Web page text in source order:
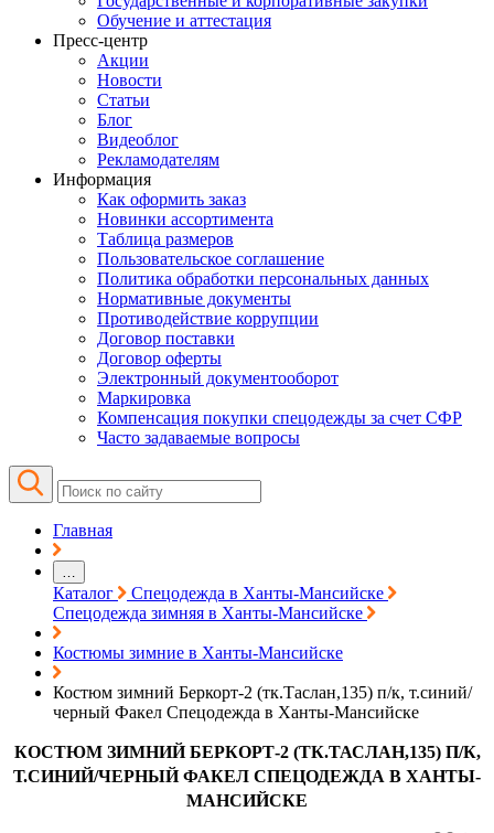
Обучение и аттестация
Пресс-центр
Акции
Новости
Статьи
Блог
Видеоблог
Рекламодателям
Информация
Как оформить заказ
Новинки ассортимента
Таблица размеров
Пользовательское соглашение
Политика обработки персональных данных
Нормативные документы
Противодействие коррупции
Договор поставки
Договор оферты
Электронный документооборот
Маркировка
Компенсация покупки спецодежды за счет СФР
Часто задаваемые вопросы
Главная
…
Каталог
Спецодежда в Ханты-Мансийске
Спецодежда зимняя в Ханты-Мансийске
Костюмы зимние в Ханты-Мансийске
Костюм зимний Беркорт-2 (тк.Таслан,135) п/к, т.синий/
черный Факел Спецодежда в Ханты-Мансийске
КОСТЮМ ЗИМНИЙ БЕРКОРТ-2 (ТК.ТАСЛАН,135) П/К,
Т.СИНИЙ/ЧЕРНЫЙ ФАКЕЛ СПЕЦОДЕЖДА В ХАНТЫ-
МАНСИЙСКЕ